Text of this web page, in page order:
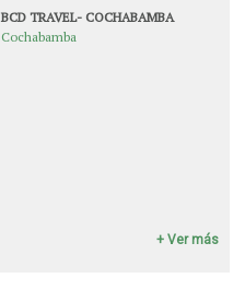
BCD TRAVEL- COCHABAMBA
Cochabamba
+ Ver más